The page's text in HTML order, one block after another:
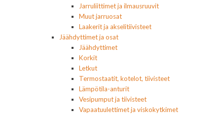
Jarruliittimet ja ilmausruuvit
Muut jarruosat
Laakerit ja akselitiivisteet
Jäähdyttimet ja osat
Jäähdyttimet
Korkit
Letkut
Termostaatit, kotelot, tiivisteet
Lämpötila-anturit
Vesipumput ja tiivisteet
Vapaatuulettimet ja viskokytkimet